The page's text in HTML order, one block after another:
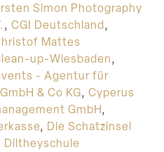
Simon Photography
, CGI Deutschland,
Mattes
up-Wiesbaden,
- Agentur für
& Co KG, Cyperus
GmbH,
, Die Schatzinsel
Diltheyschule